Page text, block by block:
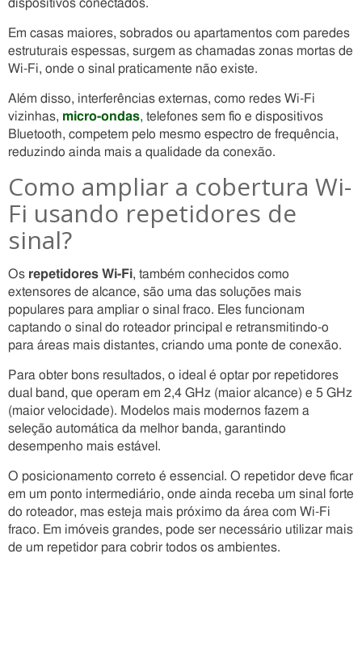
dispositivos conectados.
Em casas maiores, sobrados ou apartamentos com paredes
estruturais espessas, surgem as chamadas zonas mortas de
Wi-Fi, onde o sinal praticamente não existe.
Além disso, interferências externas, como redes Wi-Fi
vizinhas, micro-ondas, telefones sem fio e dispositivos
Bluetooth, competem pelo mesmo espectro de frequência,
reduzindo ainda mais a qualidade da conexão.
Como ampliar a cobertura Wi-
Fi usando repetidores de
sinal?
Os repetidores Wi-Fi, também conhecidos como
extensores de alcance, são uma das soluções mais
populares para ampliar o sinal fraco. Eles funcionam
captando o sinal do roteador principal e retransmitindo-o
para áreas mais distantes, criando uma ponte de conexão.
Para obter bons resultados, o ideal é optar por repetidores
dual band, que operam em 2,4 GHz (maior alcance) e 5 GHz
(maior velocidade). Modelos mais modernos fazem a
seleção automática da melhor banda, garantindo
desempenho mais estável.
O posicionamento correto é essencial. O repetidor deve ficar
em um ponto intermediário, onde ainda receba um sinal forte
do roteador, mas esteja mais próximo da área com Wi-Fi
fraco. Em imóveis grandes, pode ser necessário utilizar mais
de um repetidor para cobrir todos os ambientes.